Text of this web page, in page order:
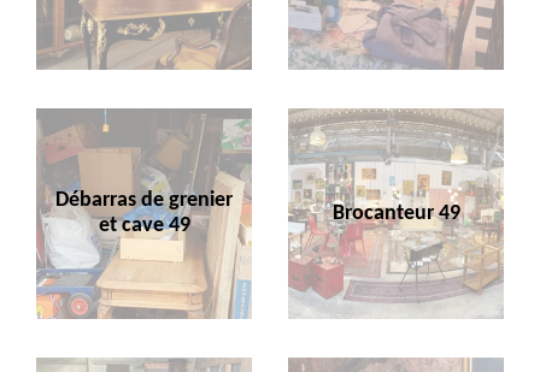
Débarras de grenier
et cave 49
Brocanteur 49